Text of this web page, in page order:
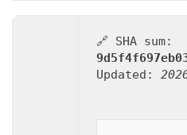
🔗 SHA sum:
Updated: